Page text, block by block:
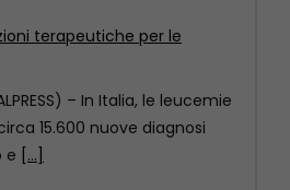
– Il Dipartimento
Sicurezza- Servizio
ha assegnato alla